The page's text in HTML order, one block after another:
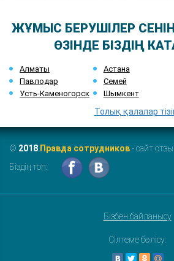
ЖҰМЫС БЕРУШІЛЕР
ӨЗІНДЕ БІЗДІҢ
Алматы Астана
Павлодар
Семей
Усть-Каменогорск
Шымкент
Толық қалалар
© 2018 Правда сотрудников- сайт
Біздің топ:
Бізбен байланысу
Сілтеме бөлісу: